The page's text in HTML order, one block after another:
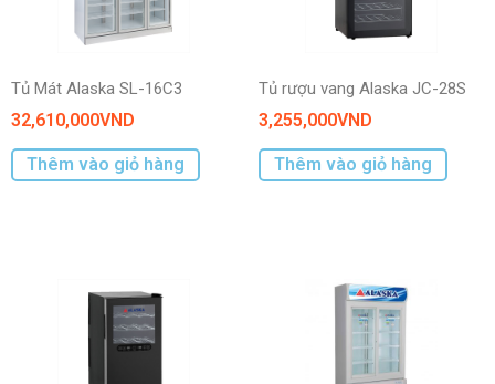
Tủ Mát Alaska SL-16C3
32,610,000VND
Thêm vào giỏ hàng
Tủ rượu vang Alaska JC-28S
3,255,000VND
Thêm vào giỏ hàng